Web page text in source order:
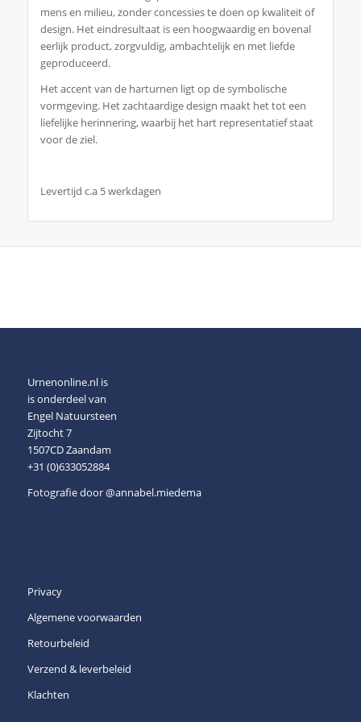
mens en milieu, zonder concessies te doen op kwaliteit of
design. Het eindresultaat is een hoogwaardig en bovenal
eerlijk product, zorgvuldig, ambachtelijk en met liefde
geproduceerd.
Het accent van de harturnen ligt op de symbolische
vormgeving. Het zachtaardige design maakt het tot een
liefelijke herinnering, waarbij het hart representatief staat
voor de ziel.
Levertijd c.a 5 werkdagen
Urnenonline.nl is
is onderdeel van
Engel Natuursteen
Zijtocht 7
1507CD Zaandam
+31 (0)633052884
Fotografie door@annabel.miedema
Privacy
Algemene voorwaarden
Retourbeleid
Verzend & leverbeleid
Klachten